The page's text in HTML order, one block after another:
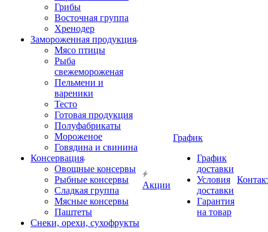
Грибы
Восточная группа
Хренодер
Замороженная продукция
Мясо птицы
Рыба
свежемороженая
Пельмени и
вареники
Тесто
Готовая продукция
Полуфабрикаты
Мороженое
Говядина и свинина
Консервация
Овощные консервы
Рыбные консервы
Сладкая группа
Мясные консервы
Паштеты
Снеки, орехи, сухофрукты
Акции
График
График
доставки
Условия
доставки
Гарантия
на товар